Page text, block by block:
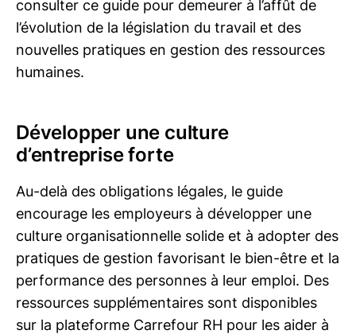
consulter ce guide pour demeurer à l’affût de
l’évolution de la législation du travail et des
nouvelles pratiques en gestion des ressources
humaines.
Développer une culture
d’entreprise forte
Au-delà des obligations légales, le guide
encourage les employeurs à développer une
culture organisationnelle solide et à adopter des
pratiques de gestion favorisant le bien-être et la
performance des personnes à leur emploi. Des
ressources supplémentaires sont disponibles
sur la plateforme Carrefour RH pour les aider à